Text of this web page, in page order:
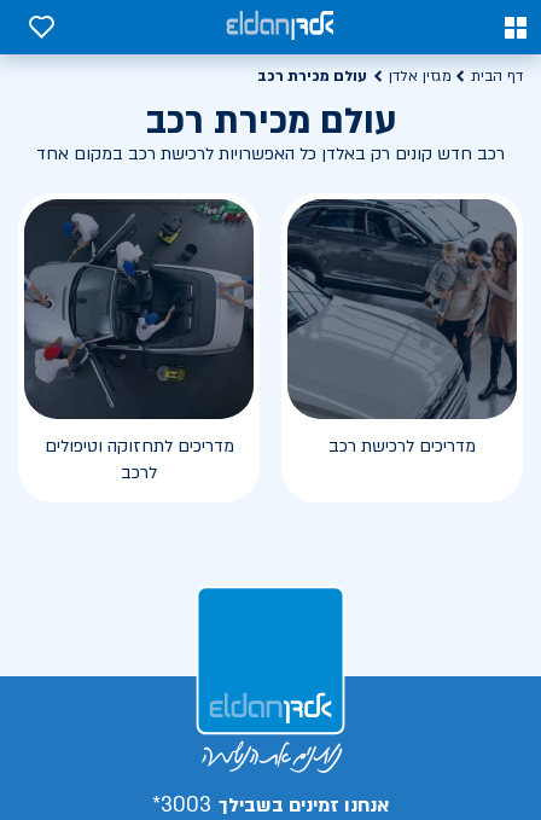
0
0
דף הבית מגזין אלדן עולם מכירת רכב
עולם מכירת רכב
רכב חדש קונים רק באלדן כל האפשרויות לרכישת רכב במקום אחד
מדריכים לרכישת רכב
מדריכים לתחזוקה וטיפולים
לרכב
אנחנו זמינים בשבילך 3003*